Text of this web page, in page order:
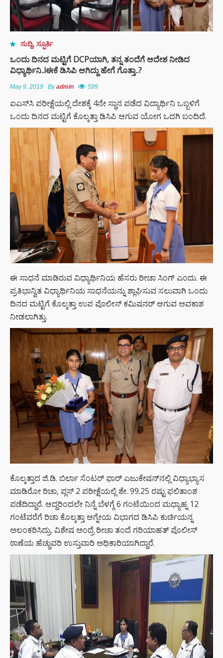
ಸುದ್ದಿ, ಸ್ಪೂರ್ತಿ
ಒಂದು ದಿನದ ಮಟ್ಟಿಗೆ DCPಯಾಗಿ, ತನ್ನ ತಂದೆಗೆ ಆದೇಶ ನೀಡಿದ
ವಿಧ್ಯಾರ್ಥಿನಿ..!ಈಕೆ ಡಿಸಿಪಿ ಆಗಿದ್ದು ಹೇಗೆ ಗೊತ್ತಾ..?
May 9, 2019 Byadmin 599
ಐಎಸ್​​ಸಿ ಪರೀಕ್ಷೆಯಲ್ಲಿ ದೇಶಕ್ಕೆ 4ನೇ ಸ್ಥಾನ ಪಡೆದ ವಿದ್ಯಾರ್ಥಿನಿ ಒಬ್ಬಳಿಗೆ
ಒಂದು ದಿನದ ಮಟ್ಟಿಗೆ ಕೊಲ್ಕತ್ತಾ ಡಿಸಿಪಿ ಆಗುವ ಯೋಗ ಒದಗಿ ಬಂದಿದೆ.
ಈ ಸಾಧನೆ ಮಾಡಿರುವ ವಿಧ್ಯಾರ್ಥಿನಿಯ ಹೆಸರು ರೀಚಾ ಸಿಂಗ್ ಎಂದು. ಈ
ಪ್ರತಿಭಾನ್ವಿತ ವಿಧ್ಯಾರ್ಥಿನಿಯ ಸಾಧನೆಯನ್ನು ಶ್ಲಾಘಿಸುವ ಸಲುವಾಗಿ ಒಂದು
ದಿನದ ಮಟ್ಟಿಗೆ ಕೊಲ್ಕತ್ತಾ ಉಪ ಪೊಲೀಸ್​ ಕಮಿಷನರ್​​ ಆಗುವ ಅವಕಾಶ
ನೀಡಲಾಗಿತ್ತು.
ಕೊಲ್ಕತ್ತಾದ ಜಿ.ಡಿ. ಬಿರ್ಲಾ ಸೆಂಟರ್​ ಫಾರ್​ ಎಜುಕೇಷನ್​ನಲ್ಲಿ ವಿಧ್ಯಾಭ್ಯಾಸ
ಮಾಡಿರೋ ರಿಚಾ, ಪ್ಲಸ್​​ 2 ಪರೀಕ್ಷೆಯಲ್ಲಿ ಶೇ. 99.25 ರಷ್ಟು ಫಲಿತಾಂಶ
ಪಡೆದಿದ್ದಾರೆ. ಆದ್ದರಿಂದಲೇ ನಿನ್ನೆ ಬೆಳಗ್ಗೆ 6 ಗಂಟೆಯಿಂದ ಮಧ್ಯಾಹ್ನ 12
ಗಂಟೆವರೆಗೆ ರಿಚಾ ಕೊಲ್ಕತ್ತಾ ಆಗ್ನೇಯ ವಿಭಾಗದ ಡಿಸಿಪಿ ಕುರ್ಚಿಯನ್ನ
ಅಲಂಕರಿಸಿದ್ರು. ವಿಶೇಷ ಅಂದ್ರೆ ರೀಚಾ ತಂದೆ ಗರಿಯಾಹತ್​ ಪೊಲೀಸ್​
ಠಾಣೆಯ ಹೆಚ್ಚುವರಿ ಉಸ್ತುವಾರಿ ಅಧಿಕಾರಿಯಾಗಿದ್ದಾರೆ.